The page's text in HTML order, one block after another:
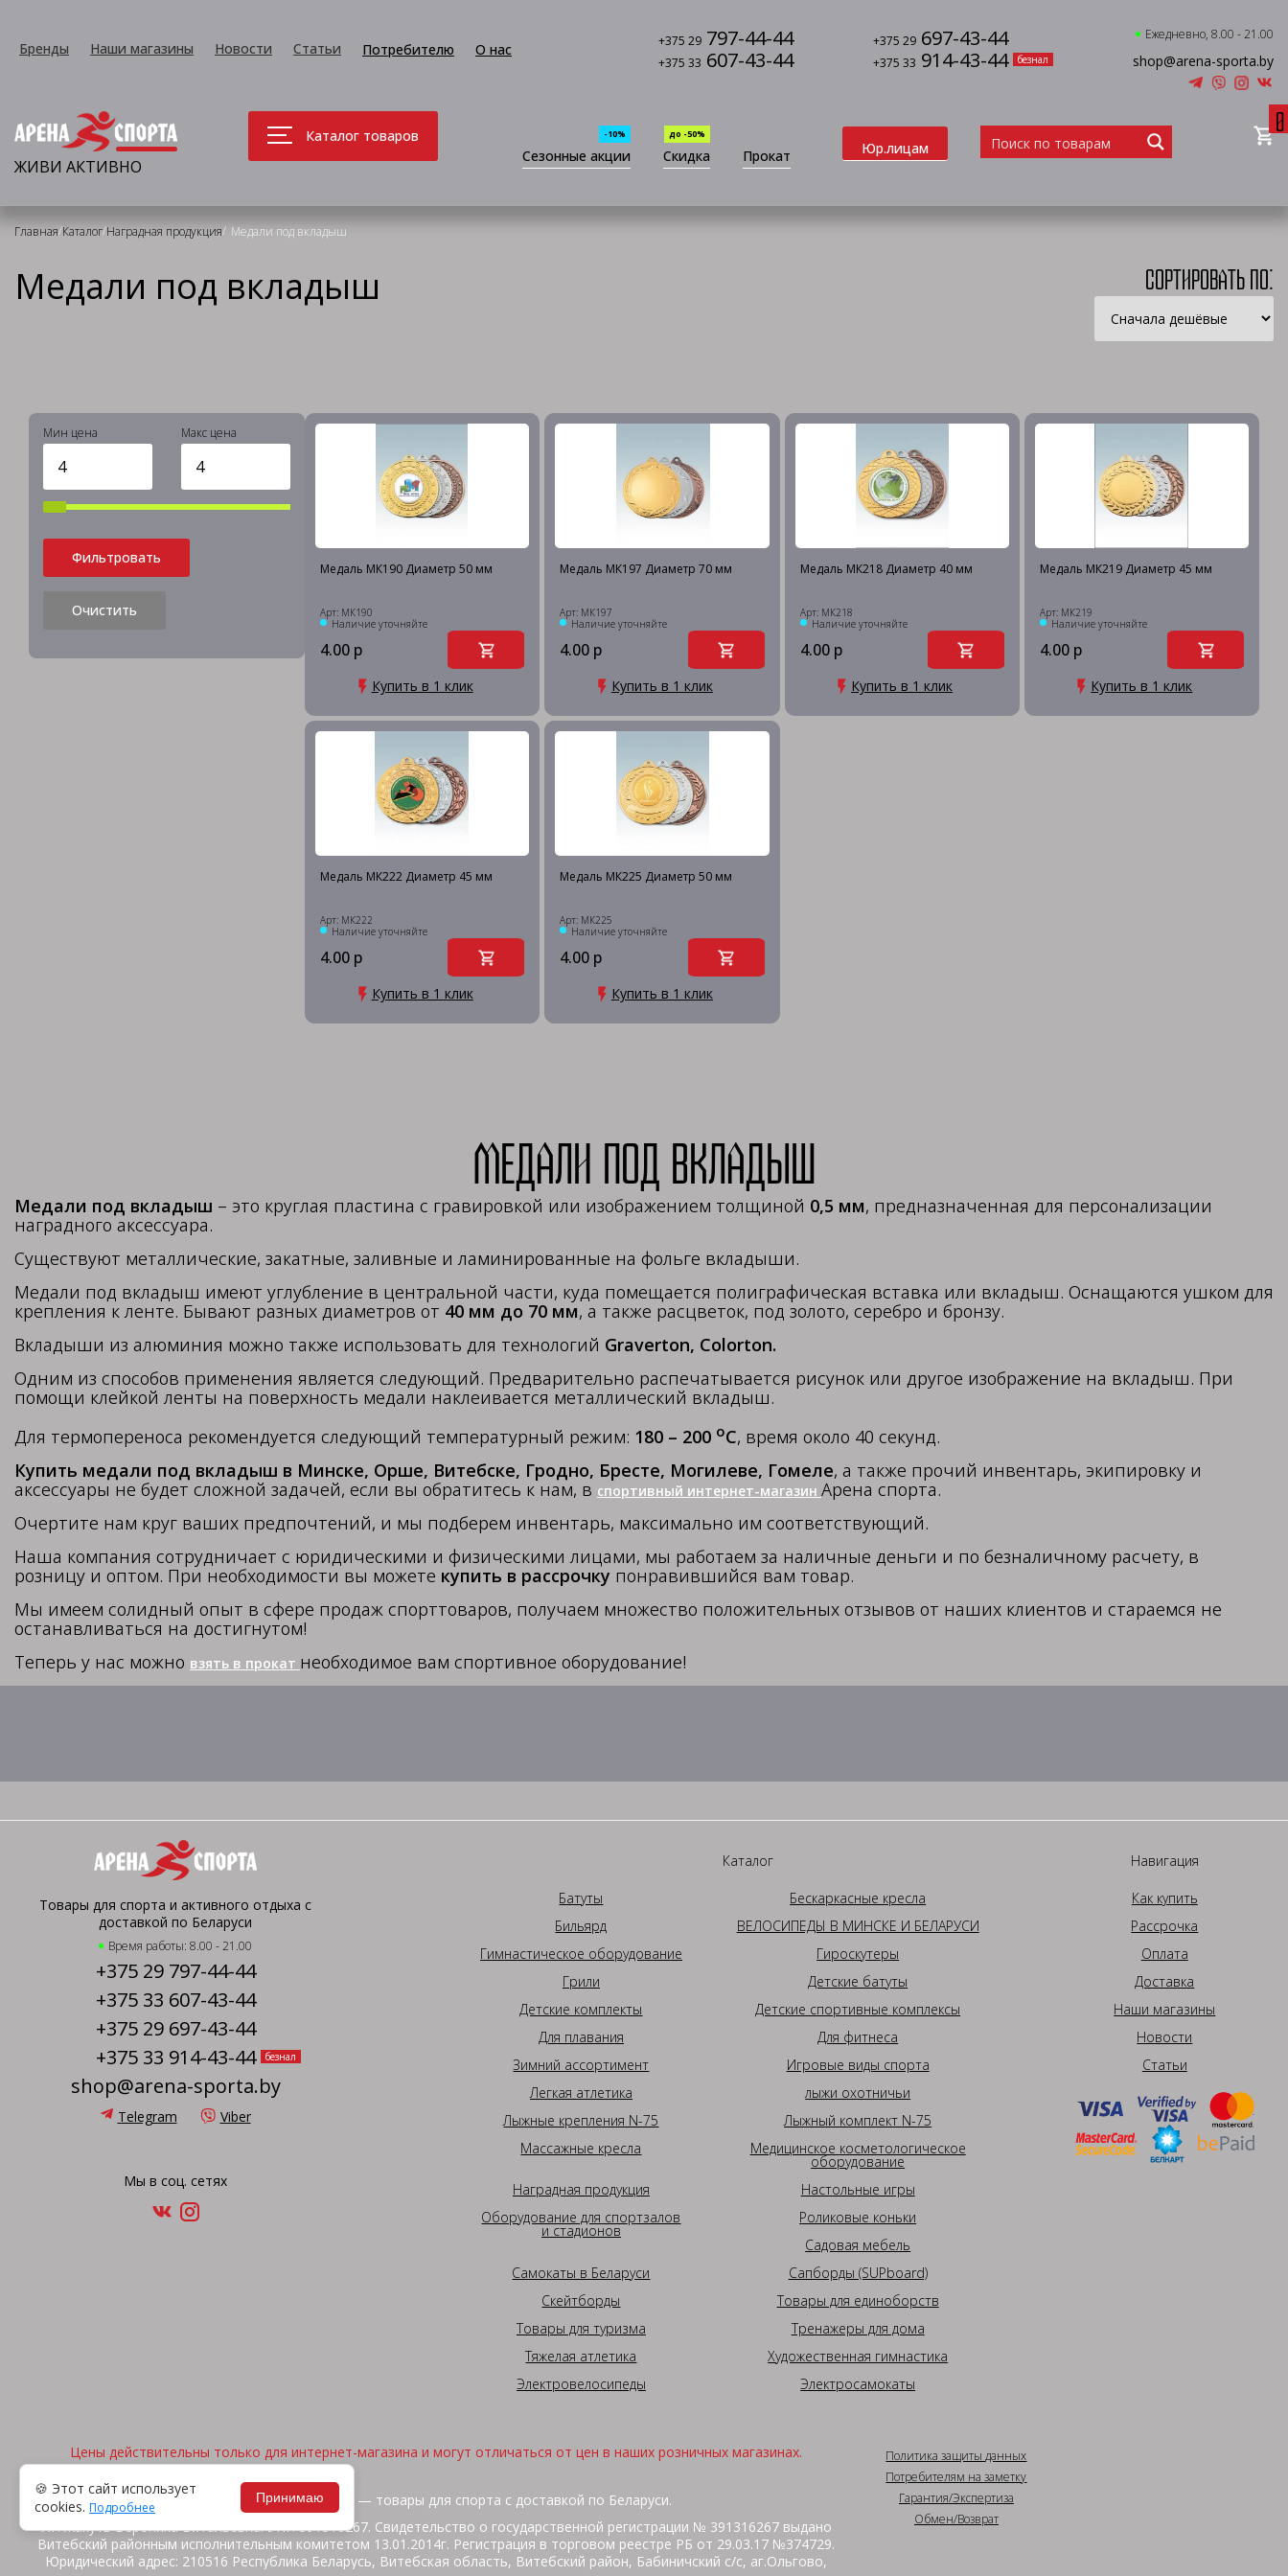
Бренды Наши магазины Новости Статьи Потребителю О нас +375 29 797-44-44 +375 29 697-43-44
+375 33 607-43-44 +375 33 914-43-44 безнал
Ежедневно, 8.00 - 21.00
shop@arena-sporta.by
ЖИВИ АКТИВНО
Каталог товаров
Сезонные акции
-10%
Скидка
до -50%
Прокат Юр.лицам
0
Главная/Каталог/Наградная продукция/ Медали под вкладыш
Медали под вкладыш Сортировать по:
Мин цена Макс цена
Фильтровать
Очистить
Медаль МК190 Диаметр 50 мм
Арт: МК190
Наличие уточняйте
4.00 р
Купить в 1 клик
Медаль МК197 Диаметр 70 мм
Арт: МК197
Наличие уточняйте
4.00 р
Купить в 1 клик
Медаль МК218 Диаметр 40 мм
Арт: МК218
Наличие уточняйте
4.00 р
Купить в 1 клик
Медаль МК219 Диаметр 45 мм
Арт: МК219
Наличие уточняйте
4.00 р
Купить в 1 клик
Медаль МК222 Диаметр 45 мм
Арт: МК222
Наличие уточняйте
4.00 р
Купить в 1 клик
Медаль МК225 Диаметр 50 мм
Арт: МК225
Наличие уточняйте
4.00 р
Купить в 1 клик
Медали под вкладыш
Медали под вкладыш – это круглая пластина с гравировкой или изображением толщиной 0,5 мм, предназначенная для персонализации
наградного аксессуара.
Существуют металлические, закатные, заливные и ламинированные на фольге вкладыши.
Медали под вкладыш имеют углубление в центральной части, куда помещается полиграфическая вставка или вкладыш. Оснащаются ушком для
крепления к ленте. Бывают разных диаметров от 40 мм до 70 мм, а также расцветок, под золото, серебро и бронзу.
Вкладыши из алюминия можно также использовать для технологий Graverton, Colorton.
Одним из способов применения является следующий. Предварительно распечатывается рисунок или другое изображение на вкладыш. При
помощи клейкой ленты на поверхность медали наклеивается металлический вкладыш.
Для термопереноса рекомендуется следующий температурный режим: 180 – 200 оС, время около 40 секунд.
Купить медали под вкладыш в Минске, Орше, Витебске, Гродно, Бресте, Могилеве, Гомеле, а также прочий инвентарь, экипировку и
аксессуары не будет сложной задачей, если вы обратитесь к нам, в спортивный интернет-магазин Арена спорта.
Очертите нам круг ваших предпочтений, и мы подберем инвентарь, максимально им соответствующий.
Наша компания сотрудничает с юридическими и физическими лицами, мы работаем за наличные деньги и по безналичному расчету, в
розницу и оптом. При необходимости вы можете купить в рассрочку понравившийся вам товар.
Мы имеем солидный опыт в сфере продаж спорттоваров, получаем множество положительных отзывов от наших клиентов и стараемся не
останавливаться на достигнутом!
Теперь у нас можно взять в прокат необходимое вам спортивное оборудование!
Товары для спорта и активного отдыха с
доставкой по Беларуси
Время работы: 8.00 - 21.00
+375 29 797-44-44
+375 33 607-43-44
+375 29 697-43-44
+375 33 914-43-44
безнал
shop@arena-sporta.by
Telegram Viber
Мы в соц. сетях
Каталог
Батуты
Бескаркасные кресла
Бильярд
ВЕЛОСИПЕДЫ В МИНСКЕ И БЕЛАРУСИ
Гимнастическое оборудование
Гироскутеры
Грили
Детские батуты
Детские комплекты
Детские спортивные комплексы
Для плавания
Для фитнеса
Зимний ассортимент
Игровые виды спорта
Легкая атлетика
лыжи охотничьи
Лыжные крепления N-75
Лыжный комплект N-75
Массажные кресла
Медицинское косметологическое
оборудование
Наградная продукция
Настольные игры
Оборудование для спортзалов
и стадионов
Роликовые коньки
Садовая мебель
Самокаты в Беларуси
Сапборды (SUPboard)
Скейтборды
Товары для единоборств
Товары для туризма
Тренажеры для дома
Тяжелая атлетика
Художественная гимнастика
Электровелосипеды
Электросамокаты
Навигация
Как купить
Рассрочка
Оплата
Доставка
Наши магазины
Новости
Статьи
Цены действительны только для интернет-магазина и могут отличаться от цен в наших розничных магазинах.
2026, © "Арена спорта" — товары для спорта с доставкой по Беларуси.
ИП Жакуть Вероника Витальевна. УНП 391316267. Свидетельство о государственной регистрации № 391316267 выдано
Витебский районным исполнительным комитетом 13.01.2014г. Регистрация в торговом реестре РБ от 29.03.17 №374729.
Юридический адрес: 210516 Республика Беларусь, Витебская область, Витебский район, Бабиничский с/с, аг.Ольгово,
Политика защиты данных
Потребителям на заметку
Гарантия/Экспертиза
Обмен/Возврат
🍪 Этот сайт использует
cookies. Подробнее
Принимаю